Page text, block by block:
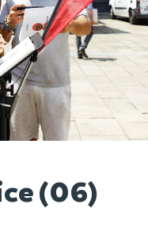
Voir les photos
(06)